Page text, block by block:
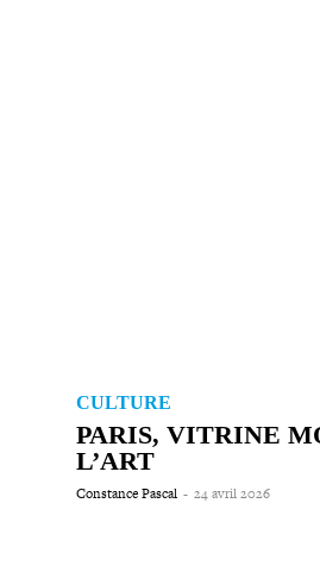
CULTURE
PARIS, VITRINE
L’ART
Constance Pascal - 24 avril 2026